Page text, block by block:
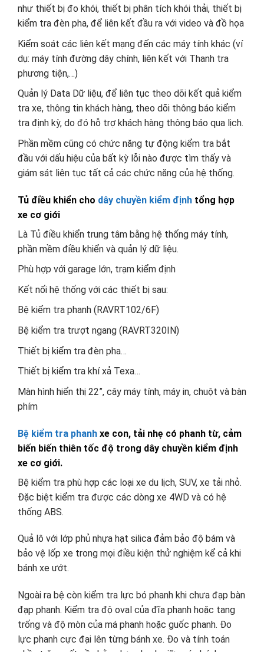
như thiết bị đo khói, thiết bị phân tích khói thải, thiết bị
kiểm tra đèn pha, để liên kết đầu ra với video và đồ họa
Kiểm soát các liên kết mạng đến các máy tính khác (ví
dụ: máy tính đường dây chính, liên kết với Thanh tra
phương tiện,…)
Quản lý Data Dữ liệu, để liên tục theo dõi kết quả kiểm
tra xe, thông tin khách hàng, theo dõi thông báo kiểm
tra định kỳ, do đó hỗ trợ khách hàng thông báo qua lịch.
Phần mềm cũng có chức năng tự động kiểm tra bắt
đầu với dấu hiệu của bất kỳ lỗi nào được tìm thấy và
giám sát liên tục tất cả các chức năng của hệ thống.
Tủ điều khiển cho dây chuyền kiểm định tổng hợp
xe cơ giới
Là Tủ điều khiển trung tâm bằng hệ thống máy tính,
phần mềm điều khiển và quản lý dữ liệu.
Phù hợp với garage lớn, trạm kiểm định
Kết nối hệ thống với các thiết bị sau:
Bệ kiểm tra phanh (RAVRT102/6F)
Bệ kiểm tra trượt ngang (RAVRT320IN)
Thiết bị kiểm tra đèn pha…
Thiết bị kiểm tra khí xả Texa…
Màn hình hiển thị 22”, cây máy tính, máy in, chuột và bàn
phím
Bệ kiểm tra phanh xe con, tải nhẹ có phanh từ, cảm
biến biến thiên tốc độ trong dây chuyền kiểm định
xe cơ giới.
Bệ kiểm tra phù hợp các loại xe du lịch, SUV, xe tải nhỏ.
Đặc biệt kiểm tra được các dòng xe 4WD và có hệ
thống ABS.
Quả lô với lớp phủ nhựa hạt silica đảm bảo độ bám và
bảo vệ lốp xe trong mọi điều kiện thử nghiệm kể cả khi
bánh xe ướt.
Ngoài ra bệ còn kiểm tra lực bó phanh khi chưa đạp bàn
đạp phanh. Kiểm tra độ oval của đĩa phanh hoặc tang
trống và độ mòn của má phanh hoặc guốc phanh. Đo
lực phanh cực đại lên từng bánh xe. Đo và tính toán